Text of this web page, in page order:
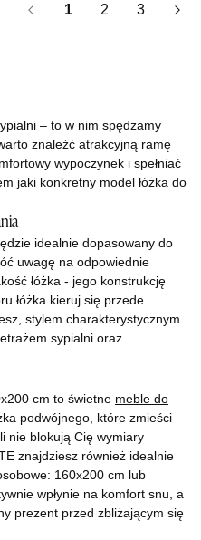
1 2 3
– to w nim spędzamy
znaleźć atrakcyjną ramę
wypoczynek i spełniać
jaki konkretny model łóżka do
idealnie dopasowany do
uwagę na odpowiednie
łóżka - jego konstrukcję
łóżka kieruj się przede
stylem charakterystycznym
sypialni oraz
cm to świetne meble do
podwójnego, które zmieści
nie blokują Cię wymiary
znajdziesz również idealnie
160x200 cm lub
wpłynie na komfort snu, a
prezent przed zbliżającym się